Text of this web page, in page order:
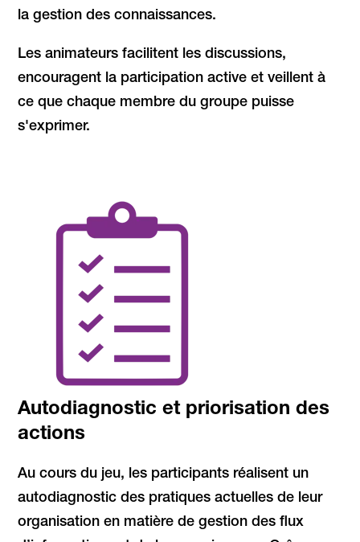
la gestion des connaissances.
Les animateurs facilitent les discussions,
encouragent la participation active et veillent à
ce que chaque membre du groupe puisse
s'exprimer.
Autodiagnostic et priorisation des
actions
Au cours du jeu, les participants réalisent un
autodiagnostic des pratiques actuelles de leur
organisation en matière de gestion des flux